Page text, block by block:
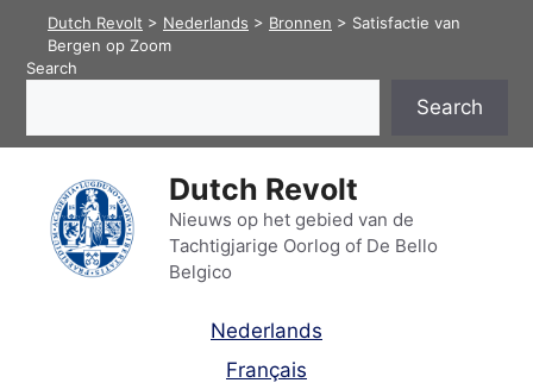
content
Dutch Revolt > Nederlands > Bronnen > Satisfactie van
Bergen op Zoom
Search
Search
Dutch Revolt
Nieuws op het gebied van de
Tachtigjarige Oorlog of De Bello
Belgico
Nederlands
Français